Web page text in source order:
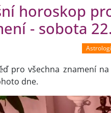
horoskop
- sobota
pro všechna znamení
dne.